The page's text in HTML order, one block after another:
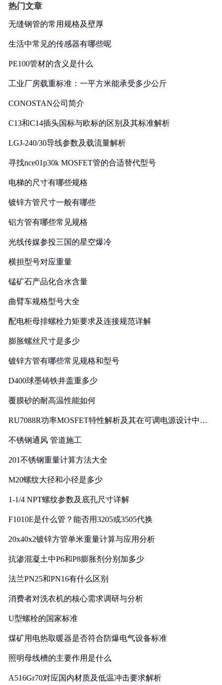
热门文章
无缝钢管的常用规格及壁厚
生活中常见的传感器有哪些呢
PE100管材的含义是什么
工业厂房载重标准：一平方米能承受多少公斤
CONOSTAN公司简介
C13和C14插头国标与欧标的区别及其标准解析
LGJ-240/30导线参数及载流量解析
寻找nce01p30k MOSFET管的合适替代型号
电梯的尺寸有哪些规格
镀锌方管尺寸一般有哪些
铝方管有哪些常见规格
光线传媒参投三国的星空爆冷
横担型号对应重量
锰矿石产品化合水含量
曲臂车规格型号大全
配电柜母排螺栓力矩要求及连接规范详解
膨胀螺丝尺寸是多少
镀锌方管有哪些常见规格和型号
D400球墨铸铁井盖重多少
覆膜砂的耐高温性能如何
RU7088R功率MOSFET特性解析及其在可调电源设计中的
不锈钢通风 管道施工
201不锈钢重量计算方法大全
M20螺纹大径和小径是多少
1-1/4 NPT螺纹参数及底孔尺寸详解
F1010E是什么管？能否用3205或3505代换
20x40x2镀锌方管单米重量计算与应用分析
抗渗混凝土中P6和P8膨胀剂分别加多少
法兰PN25和PN16有什么区别
消费者对洗衣机的核心需求调研与分析
U型螺栓的国家标准
煤矿用电热取暖器是否符合防爆电气设备标准
照明母线槽的主要作用是什么
A516Gr70对应国内材质及低温冲击要求解析